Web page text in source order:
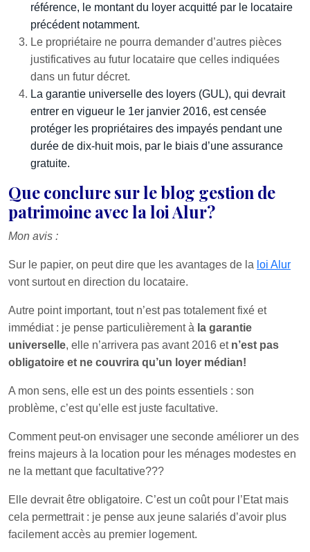
référence, le montant du loyer acquitté par le locataire
précédent notamment.
Le propriétaire ne pourra demander d’autres pièces
justificatives au futur locataire que celles indiquées
dans un futur décret.
La garantie universelle des loyers (GUL), qui devrait
entrer en vigueur le 1er janvier 2016, est censée
protéger les propriétaires des impayés pendant une
durée de dix-huit mois, par le biais d’une assurance
gratuite.
Que conclure sur le blog gestion de
patrimoine avec la loi Alur?
Mon avis :
Sur le papier, on peut dire que les avantages de la loi Alur
vont surtout en direction du locataire.
Autre point important, tout n’est pas totalement fixé et
immédiat : je pense particulièrement à la garantie
universelle, elle n’arrivera pas avant 2016 et n’est pas
obligatoire et ne couvrira qu’un loyer médian!
A mon sens, elle est un des points essentiels : son
problème, c’est qu’elle est juste facultative.
Comment peut-on envisager une seconde améliorer un des
freins majeurs à la location pour les ménages modestes en
ne la mettant que facultative???
Elle devrait être obligatoire. C’est un coût pour l’Etat mais
cela permettrait : je pense aux jeune salariés d’avoir plus
facilement accès au premier logement.